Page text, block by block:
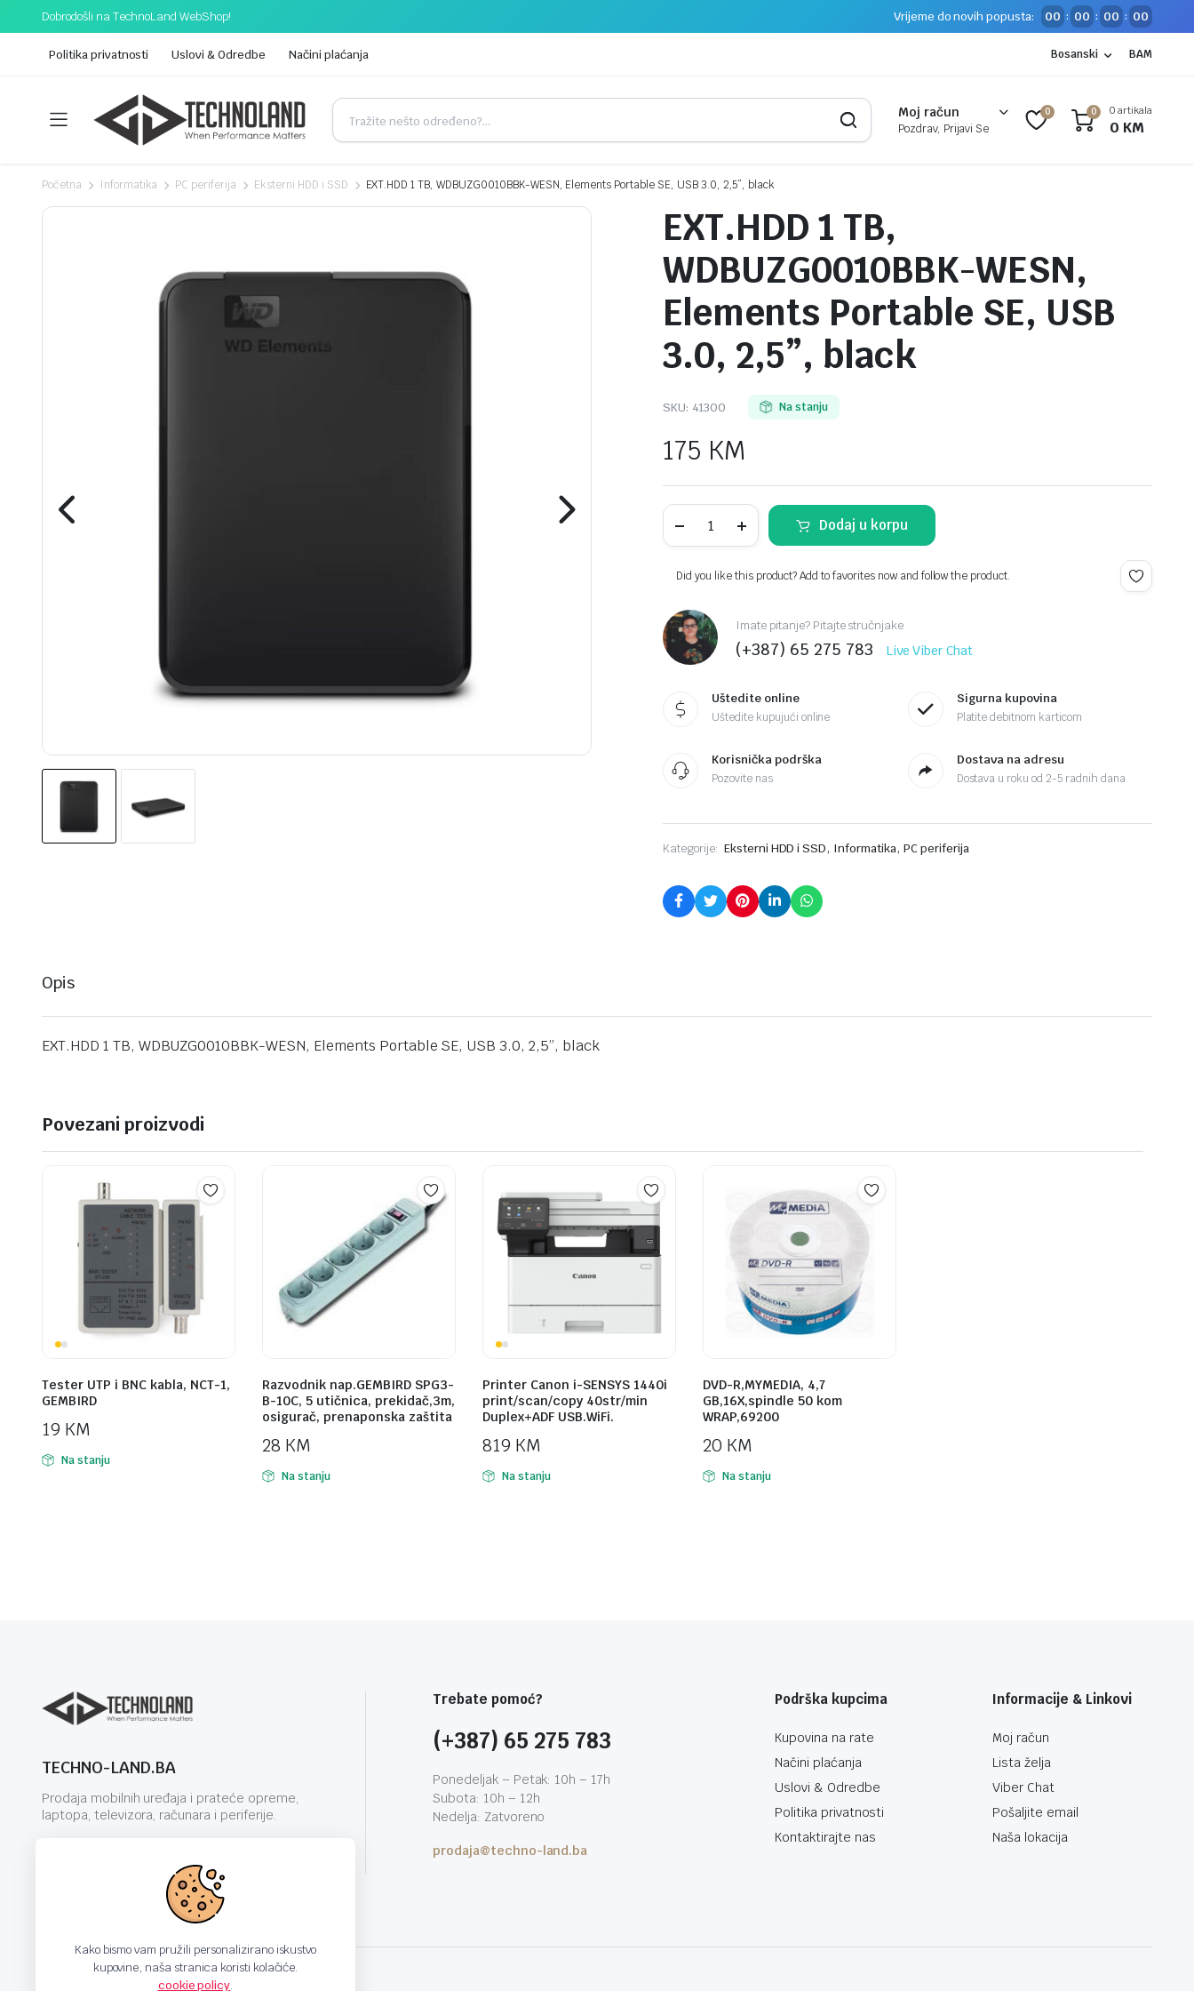
Dobrodošli na TechnoLand WebShop! Vrijeme do novih popusta: 00 : 00 : 00 : 00
Politika privatnosti Uslovi & Odredbe Načini plaćanja Bosanski BAM
Moj račun
Pozdrav, Prijavi Se
0 0 0 artikala
0 KM
Početna Informatika PC periferija Eksterni HDD i SSD EXT.HDD 1 TB, WDBUZG0010BBK-WESN, Elements Portable SE, USB 3.0, 2,5”, black
EXT.HDD 1 TB,
WDBUZG0010BBK-WESN,
Elements Portable SE, USB
3.0, 2,5”, black
SKU: 41300 Na stanju
175 KM
TB,
WESN,
Elements
SE,
USB
3.0,
2,5",
quantity
Dodaj u korpu
Did you like this product? Add to favorites now and follow the product.
Imate pitanje? Pitajte stručnjake
(+387) 65 275 783 Live Viber Chat
Uštedite online
Uštedite kupujući online
Sigurna kupovina
Platite debitnom karticom
Korisnička podrška
Pozovite nas
Dostava na adresu
Dostava u roku od 2-5 radnih dana
Kategorije: Eksterni HDD i SSD, Informatika, PC periferija
Opis
EXT.HDD 1 TB, WDBUZG0010BBK-WESN, Elements Portable SE, USB 3.0, 2,5”, black
Povezani proizvodi
Tester UTP i BNC kabla, NCT-1,
GEMBIRD
19 KM
Na stanju
Razvodnik nap.GEMBIRD SPG3-
B-10C, 5 utičnica, prekidač,3m,
osigurač, prenaponska zaštita
28 KM
Na stanju
Printer Canon i-SENSYS 1440i
print/scan/copy 40str/min
Duplex+ADF USB.WiFi.
819 KM
Na stanju
DVD-R,MYMEDIA, 4,7
GB,16X,spindle 50 kom
WRAP,69200
20 KM
Na stanju
TECHNO-LAND.BA
Prodaja mobilnih uređaja i prateće opreme,
laptopa, televizora, računara i periferije.
Trebate pomoć?
(+387) 65 275 783
Ponedeljak – Petak: 10h – 17h
Subota: 10h – 12h
Nedelja: Zatvoreno
prodaja@techno-land.ba
Podrška kupcima
Kupovina na rate
Načini plaćanja
Uslovi & Odredbe
Politika privatnosti
Kontaktirajte nas
Informacije & Linkovi
Moj račun
Lista želja
Viber Chat
Pošaljite email
Naša lokacija
Kako bismo vam pružili personalizirano iskustvo
kupovine, naša stranica koristi kolačiće.
cookie policy.